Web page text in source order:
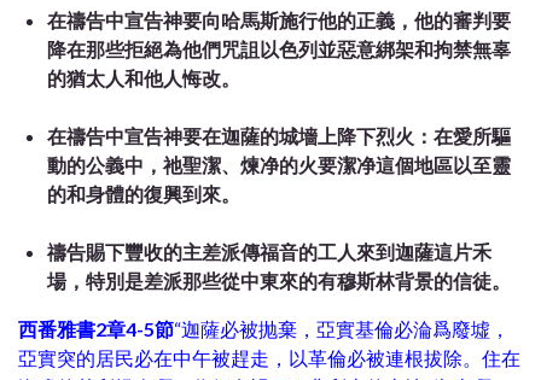
在禱告中宣告神要向哈馬斯施行他的正義，他的審判要
降在那些拒絕為他們咒詛以色列並惡意綁架和拘禁無辜
的猶太人和他人悔改。
在禱告中宣告神要在迦薩的城墻上降下烈火：在愛所驅
動的公義中， 祂聖潔、煉净的火要潔净這個地區以至靈
的和身體的復興到來。
禱告賜下豐收的主差派傳福音的工人來到迦薩這片禾
場，特別是差派那些從中東來的有穆斯林背景的信徒。
西番雅書2章4-5節“迦薩必被抛棄，亞實基倫必淪爲廢墟，
亞實突的居民必在中午被趕走，以革倫必被連根拔除。住在